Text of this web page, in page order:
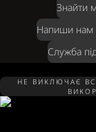
Знайти
Напиши нам
Служба
НЕ ВИКЛЮЧАЄ